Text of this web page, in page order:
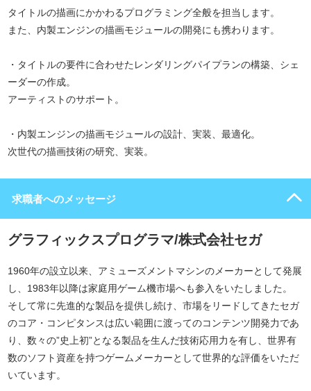
タイトルの描画にかかわるプログラミング全般を担当します。
また、内製エンジンの描画モジュールの開発にも携わります。
・タイトルの要件に合わせたレンダリングパイプランの構築、シェ
ーダーの作成。
アーティストのサポート。
・内製エンジンの描画モジュールの設計、実装、最適化。
次世代の描画技術の研究、実装。
求職者へのメッセージ
グラフィックスプログラマ/株式会社セガ
1960年の設立以来、アミューズメントマシンのメーカーとして発展
し、1983年以降は家庭用ゲーム機市場へも参入をいたしました。
そして常に先進的な製品を提供し続け、市場をリードしてきたセガ
のコア・コンピタンスは広い範囲に渡ってのコンテンツ開発力であ
り、数々の”史上初”となる製品を生んだ技術応用力を有し、世界有
数のソフト資産を持つゲームメーカーとして世界的な評価をいただ
いています。